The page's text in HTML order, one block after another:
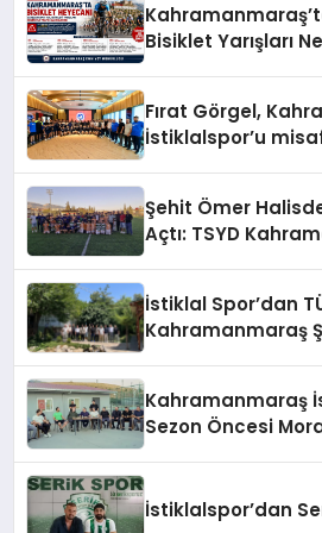
Bisiklet Yarışları
Fırat Görgel,
İstiklalspor’u
Şehit Ömer
Açtı: TSYD
İstiklal Spor’dan
Kahramanmaraş
Kahramanmaraş
Sezon Öncesi
İstiklalspor’dan